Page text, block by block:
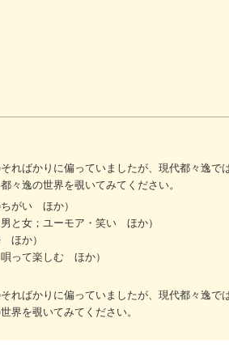
ればかりに偏っていましたが、現代都々逸で
々逸の世界を覗いてみてください。
がい ほか）
と女；ユーモア・笑い ほか）
ほか）
って楽しむ ほか）
ればかりに偏っていましたが、現代都々逸で
界を覗いてみてください。